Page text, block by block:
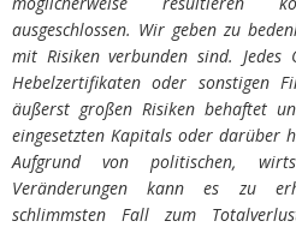
ausgeschlossen. Wir geben zu
mit Risiken verbunden sind. Jedes
Hebelzertifikaten oder sonstigen
äußerst großen Risiken behaftet
eingesetzten Kapitals oder darüber
Aufgrund von politischen,
Veränderungen kann es zu
schlimmsten Fall zum